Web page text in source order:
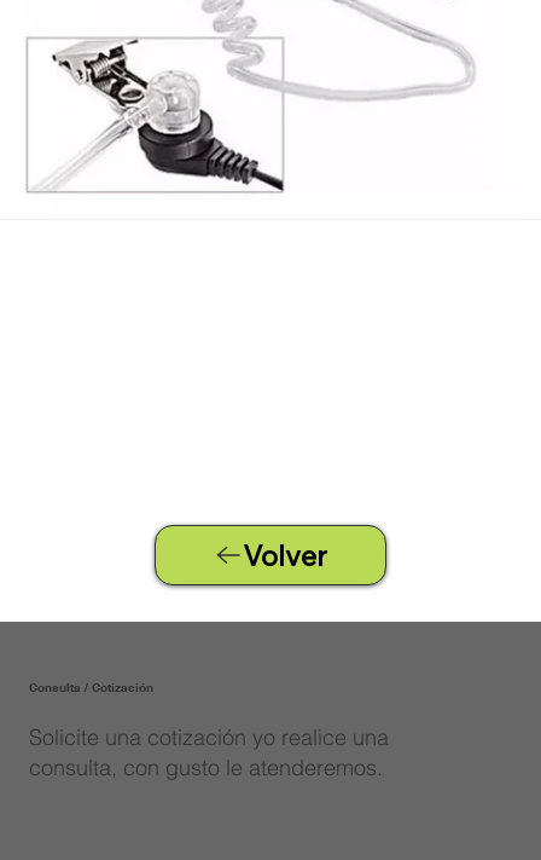
Volver
Consulta / Cotización
Solicite una cotización yo realice una
consulta, con gusto le atenderemos.